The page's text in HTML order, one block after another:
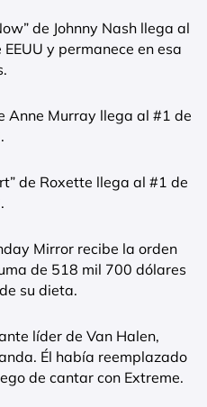
de Johnny Nash llega al
y permanece en esa
Anne Murray llega al #1 de
de Roxette llega al #1 de
Mirror recibe la orden
de 518 mil 700 dólares
su dieta.
líder de Van Halen,
Él había reemplazado
de cantar con Extreme.